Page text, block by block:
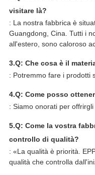
visitare là?
: La nostra fabbrica è
Guangdong, Cina. Tutti i
all'estero, sono caloroso
3.Q: Che cosa è il
: Potremmo fare i prodotti
4.Q: Come posso
: Siamo onorati per
5.Q: Come la vostra
controllo di qualità?
: «La qualità è priorità.
qualità che controlla